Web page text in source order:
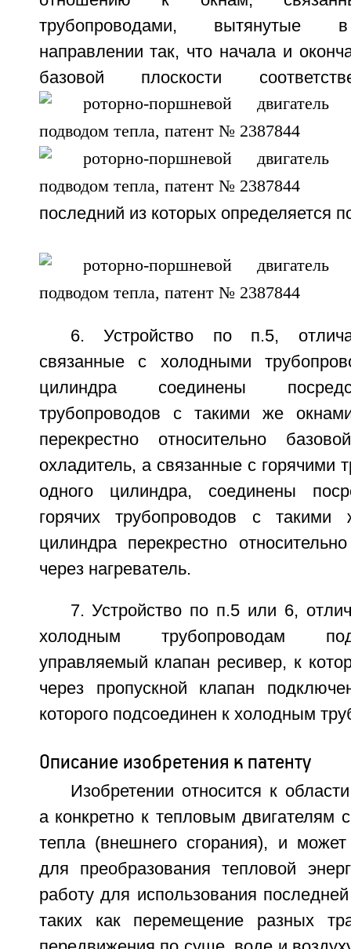
трубопроводами, вытянутые в
направлении так, что начала и
базовой плоскости
последний из которых определяется
6. Устройство по п.5,
связанные с холодными
цилиндра соединены
трубопроводов с такими же
перекрестно относительно
охладитель, а связанные с горячими
одного цилиндра, соединены
горячих трубопроводов с такими
цилиндра перекрестно
через нагреватель.
7. Устройство по п.5 или 6,
холодным трубопроводам
управляемый клапан ресивер, к
через пропускной клапан
которого подсоединен к холодным
Описание изобретения к патенту
Изобретении относится к
а конкретно к тепловым
тепла (внешнего сгорания), и
для преобразования тепловой
работу для использования
таких как перемещение разных